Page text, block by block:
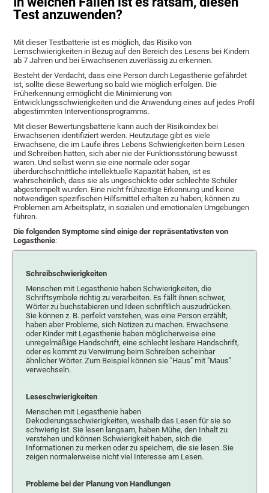
Test anzuwenden?
Mit dieser Testbatterie ist es möglich, das Risiko von
Lernschwierigkeiten in Bezug auf den Bereich des Lesens bei Kindern
ab 7 Jahren und bei Erwachsenen zuverlässig zu erkennen.
Besteht der Verdacht, dass eine Person durch Legasthenie gefährdet
ist, sollte diese Bewertung so bald wie möglich erfolgen. Die
Früherkennung ermöglicht die Minimierung von
Entwicklungsschwierigkeiten und die Anwendung eines auf jedes Profil
abgestimmten Interventionsprogramms.
Mit dieser Bewertungsbatterie kann auch der Risikoindex bei
Erwachsenen identifiziert werden. Heutzutage gibt es viele
Erwachsene, die im Laufe ihres Lebens Schwierigkeiten beim Lesen
und Schreiben hatten, sich aber nie der Funktionsstörung bewusst
waren. Und selbst wenn sie eine normale oder sogar
überdurchschnittliche intellektuelle Kapazität haben, ist es
wahrscheinlich, dass sie als ungeschickte oder schlechte Schüler
abgestempelt wurden. Eine nicht frühzeitige Erkennung und keine
notwendigen spezifischen Hilfsmittel erhalten zu haben, können zu
Problemen am Arbeitsplatz, in sozialen und emotionalen Umgebungen
führen.
Die folgenden Symptome sind einige der repräsentativsten von
Legasthenie:
Schreibschwierigkeiten
Menschen mit Legasthenie haben Schwierigkeiten, die
Schriftsymbole richtig zu verarbeiten. Es fällt ihnen schwer,
Wörter zu buchstabieren und Ideen schriftlich auszudrücken.
Sie können z. B. perfekt verstehen, was eine Person erzählt,
haben aber Probleme, sich Notizen zu machen. Erwachsene
oder Kinder mit Legasthenie haben möglicherweise eine
unregelmäßige Handschrift, eine schlecht lesbare Handschrift,
oder es kommt zu Verwirrung beim Schreiben scheinbar
ähnlicher Wörter. Zum Beispiel können sie "Haus" mit "Maus"
verwechseln.
Leseschwierigkeiten
Menschen mit Legasthenie haben
Dekodierungsschwierigkeiten, weshalb das Lesen für sie so
schwierig ist. Sie lesen langsam, haben Mühe, den Inhalt zu
verstehen und können Schwierigkeit haben, sich die
Informationen zu merken oder zu speichern, die sie lesen. Sie
zeigen normalerweise nicht viel Interesse am Lesen.
Probleme bei der Planung von Handlungen